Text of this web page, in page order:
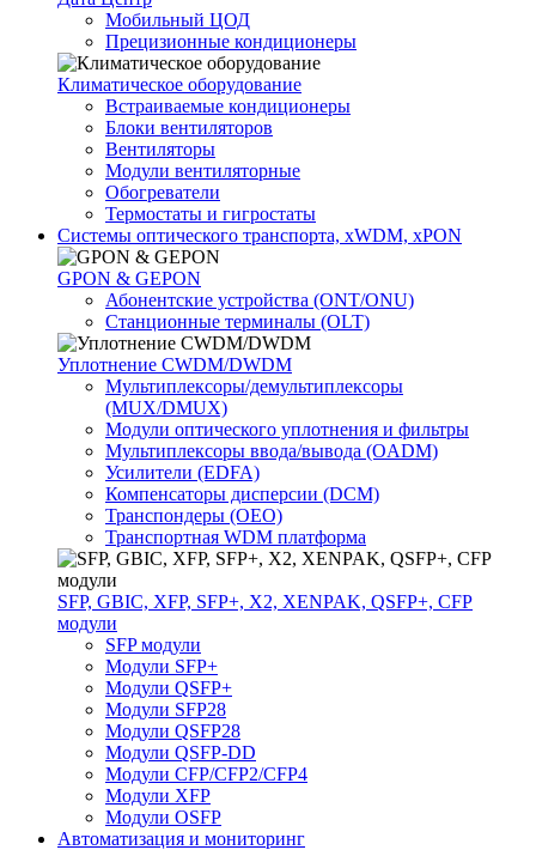
Мобильный ЦОД
Прецизионные кондиционеры
Климатичeское оборудование
Встраиваемые кондиционеры
Блоки вентиляторов
Вентиляторы
Модули вентиляторные
Обогреватели
Термостаты и гигростаты
Системы оптического транспорта, xWDM, xPON
GPON & GEPON
Абонентские устройства (ONT/ONU)
Станционные терминалы (OLT)
Уплотнение CWDM/DWDM
Мультиплексоры/демультиплексоры
(MUX/DMUX)
Модули оптического уплотнения и фильтры
Мультиплексоры ввода/вывода (OADM)
Усилители (EDFA)
Компенсаторы дисперсии (DCM)
Транспондеры (OEO)
Транспортная WDM платформа
SFP, GBIC, XFP, SFP+, X2, XENPAK, QSFP+, CFP
модули
SFP модули
Модули SFP+
Модули QSFP+
Модули SFP28
Модули QSFP28
Модули QSFP-DD
Модули CFP/CFP2/CFP4
Модули XFP
Модули OSFP
Автоматизация и мониторинг